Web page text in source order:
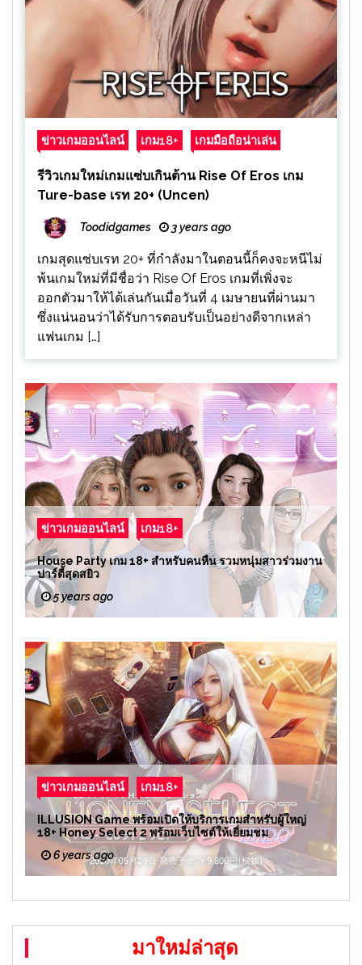
ข่าวเกมออนไลน์ เกม18+ เกมมือถือน่าเล่น
รีวิวเกมใหม่เกมแซ่บเกินต้าน Rise Of Eros เกม
Ture-base เรท 20+ (Uncen)
Toodidgames 3 years ago
เกมสุดแซ่บเรท 20+ ที่กำลังมาในตอนนี้ก็คงจะหนีไม่
พ้นเกมใหม่ที่มีชื่อว่า Rise Of Eros เกมที่เพิ่งจะ
ออกตัวมาให้ได้เล่นกันเมื่อวันที่ 4 เมษายนที่ผ่านมา
ซึ่งแน่นอนว่าได้รับการตอบรับเป็นอย่างดีจากเหล่า
แฟนเกม […]
ข่าวเกมออนไลน์ เกม18+
House Party เกม 18+ สำหรับคนหื่น รวมหนุ่มสาวร่วมงาน
ปาร์ตี้สุดสยิว
5 years ago
ข่าวเกมออนไลน์ เกม18+
ILLUSION Game พร้อมเปิดให้บริการเกมสำหรับผู้ใหญ่
18+ Honey Select 2 พร้อมเว็บไซต์ให้เยี่ยมชม
6 years ago
มาใหม่ล่าสุด